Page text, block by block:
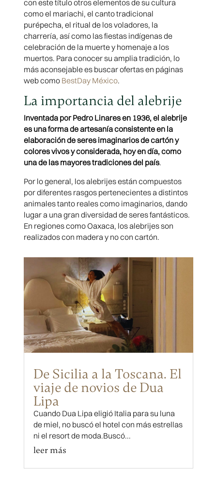
con este título otros elementos de su cultura
como el mariachi, el canto tradicional
purépecha, el ritual de los voladores, la
charrería, así como las fiestas indígenas de
celebración de la muerte y homenaje a los
muertos. Para conocer su amplia tradición, lo
más aconsejable es buscar ofertas en páginas
web como BestDay México.
La importancia del alebrije
Inventada por Pedro Linares en 1936, el alebrije
es una forma de artesanía consistente en la
elaboración de seres imaginarios de cartón y
colores vivos y considerada, hoy en día, como
una de las mayores tradiciones del país.
Por lo general, los alebrijes están compuestos
por diferentes rasgos pertenecientes a distintos
animales tanto reales como imaginarios, dando
lugar a una gran diversidad de seres fantásticos.
En regiones como Oaxaca, los alebrijes son
realizados con madera y no con cartón.
De Sicilia a la Toscana. El
viaje de novios de Dua
Lipa
Cuando Dua Lipa eligió Italia para su luna
de miel, no buscó el hotel con más estrellas
ni el resort de moda.Buscó...
leer más